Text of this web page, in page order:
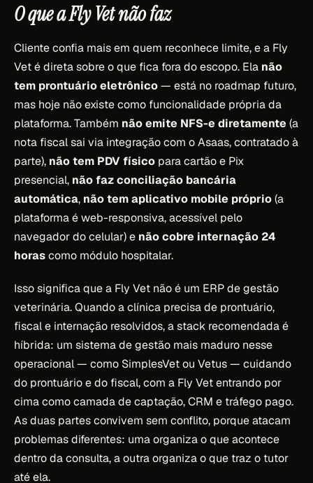
O que a Fly Vet não faz
Cliente confia mais em quem reconhece limite, e a Fly
Vet é direta sobre o que fica fora do escopo. Ela não
tem prontuário eletrônico— está no roadmap futuro,
mas hoje não existe como funcionalidade própria da
plataforma. Também não emite NFS-e diretamente (a
nota fiscal sai via integração com o Asaas, contratado à
parte), não tem PDV físico para cartão e Pix
presencial, não faz conciliação bancária
automática, não tem aplicativo mobile próprio(a
plataforma é web-responsiva, acessível pelo
navegador do celular) e não cobre internação 24
horascomo módulo hospitalar.
Isso significa que a Fly Vet não é um ERP de gestão
veterinária. Quando a clínica precisa de prontuário,
fiscal e internação resolvidos, a stack recomendada é
híbrida: um sistema de gestão mais maduro nesse
operacional — como SimplesVet ou Vetus — cuidando
do prontuário e do fiscal, com a Fly Vet entrando por
cima como camada de captação, CRM e tráfego pago.
As duas partes convivem sem conflito, porque atacam
problemas diferentes: uma organiza o que acontece
dentro da consulta, a outra organiza o que traz o tutor
até ela.